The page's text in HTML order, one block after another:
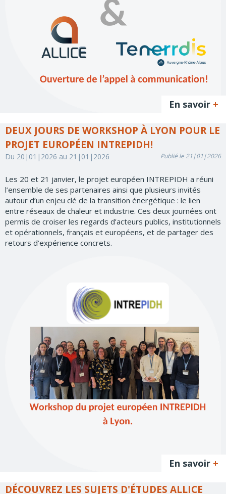
En savoir +
DEUX JOURS DE WORKSHOP À LYON POUR LE
PROJET EUROPÉEN INTREPIDH!
Du 20|01|2026 au 21|01|2026 Publié le 21|01|2026
Les 20 et 21 janvier, le projet européen INTREPIDH a réuni
l’ensemble de ses partenaires ainsi que plusieurs invités
autour d’un enjeu clé de la transition énergétique : le lien
entre réseaux de chaleur et industrie. Ces deux journées ont
permis de croiser les regards d’acteurs publics, institutionnels
et opérationnels, français et européens, et de partager des
retours d’expérience concrets.
En savoir +
DÉCOUVREZ LES SUJETS D'ÉTUDES ALLICE